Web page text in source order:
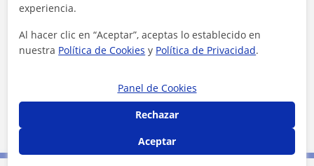
+ −
5 mi
contributors
experiencia.
Al hacer clic en “Aceptar”, aceptas lo establecido en
nuestra Política de Cookies y Política de Privacidad.
Panel de Cookies
Rechazar
Aceptar